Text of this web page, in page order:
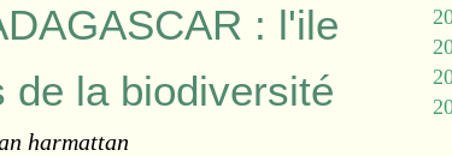
: l'ile
de la biodiversité
harmattan